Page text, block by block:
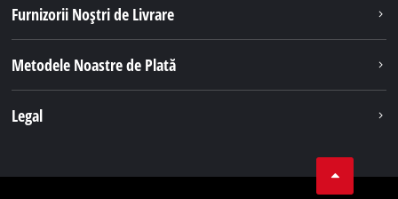
Furnizorii Noștri de Livrare
Metodele Noastre de Plată
Legal